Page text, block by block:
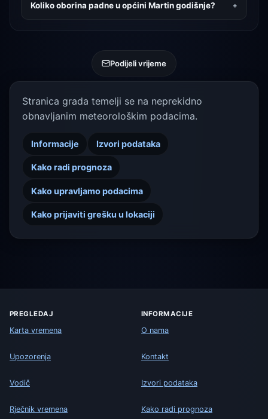
Koliko oborina padne u općini Martin godišnje?
Podijeli vrijeme
Stranica grada temelji se na neprekidno
obnavljanim meteorološkim podacima.
Informacije Izvori podataka
Kako radi prognoza
Kako upravljamo podacima
Kako prijaviti grešku u lokaciji
PREGLEDAJ
Karta vremena
Upozorenja
Vodič
Rječnik vremena
INFORMACIJE
O nama
Kontakt
Izvori podataka
Kako radi prognoza